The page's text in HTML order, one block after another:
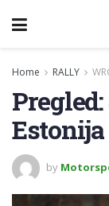
Home RALLY
Estonija
by